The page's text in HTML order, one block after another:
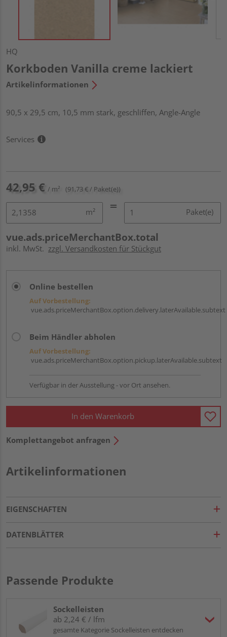
HQ
Korkboden Vanilla creme lackiert
Artikelinformationen
90,5 x 29,5 cm, 10,5 mm stark, geschliffen, Angle-Angle
Services
42,95 € / m² (91,73 € / Paket(e))
m² Paket(e)
vue.ads.priceMerchantBox.total
inkl. MwSt. zzgl. Versandkosten für Stückgut
Online bestellen
Auf Vorbestellung:
vue.ads.priceMerchantBox.option.delivery.laterAvailable.subtext
Beim Händler abholen
Auf Vorbestellung:
vue.ads.priceMerchantBox.option.pickup.laterAvailable.subtext
Verfügbar in der Ausstellung - vor Ort ansehen.
In den Warenkorb
Komplettangebot anfragen
Artikelinformationen
EIGENSCHAFTEN
DATENBLÄTTER
Passende Produkte
Sockelleisten
ab 2,24 € / lfm
gesamte Kategorie Sockelleisten entdecken